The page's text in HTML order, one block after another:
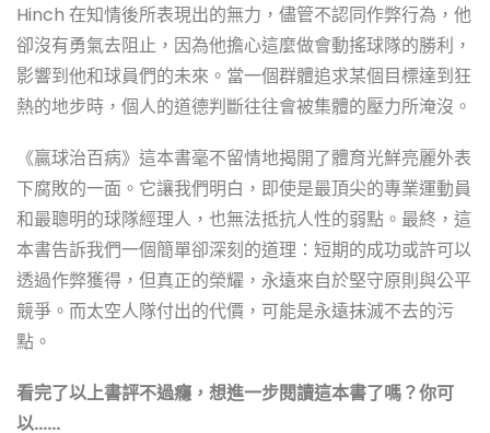
Hinch 在知情後所表現出的無力，儘管不認同作弊行為，他
卻沒有勇氣去阻止，因為他擔心這麼做會動搖球隊的勝利，
影響到他和球員們的未來。當一個群體追求某個目標達到狂
熱的地步時，個人的道德判斷往往會被集體的壓力所淹沒。
《贏球治百病》這本書毫不留情地揭開了體育光鮮亮麗外表
下腐敗的一面。它讓我們明白，即使是最頂尖的專業運動員
和最聰明的球隊經理人，也無法抵抗人性的弱點。最終，這
本書告訴我們一個簡單卻深刻的道理：短期的成功或許可以
透過作弊獲得，但真正的榮耀，永遠來自於堅守原則與公平
競爭。而太空人隊付出的代價，可能是永遠抹滅不去的污
點。
看完了以上書評不過癮，想進一步閱讀這本書了嗎？你可
以……